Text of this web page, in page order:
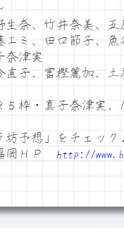
奈、竹井奈美、五
ミ、田口節子、魚
奈津実
子、富樫麗加、土
枠・真子奈津実、
坊予想」をチェッ
岡ＨＰ http://